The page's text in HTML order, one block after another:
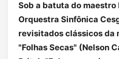
Sob a batuta do maestro
Orquestra Sinfônica
revisitados clássicos da
"Folhas Secas" (Nelson